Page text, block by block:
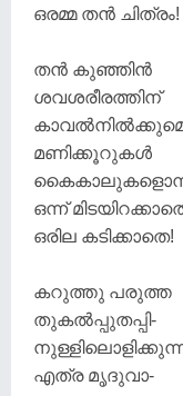
ഒരമ്മ തൻ ചിത്രം!
തൻ കുഞ്ഞിൻ
ശവശരീരത്തിന്
മണിക്കൂറുകൾ
ഒന്ന്
ഒരില കടിക്കാതെ!
കറുത്തു പരുത്ത
തുകൽപ്പുതപ്പി-
എത്ര മൃദുവാ-